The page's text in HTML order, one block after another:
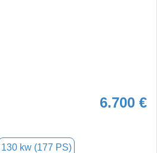
6.700 €
130 kw (177 PS)